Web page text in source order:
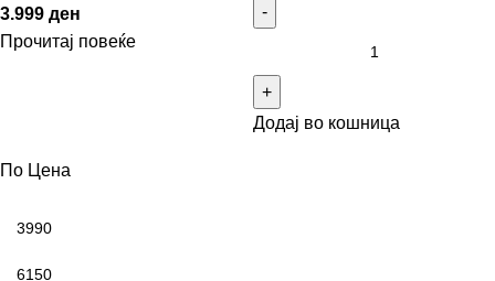
По Цена
3.999 ден
Прочитај повеќе
Додај во кошница